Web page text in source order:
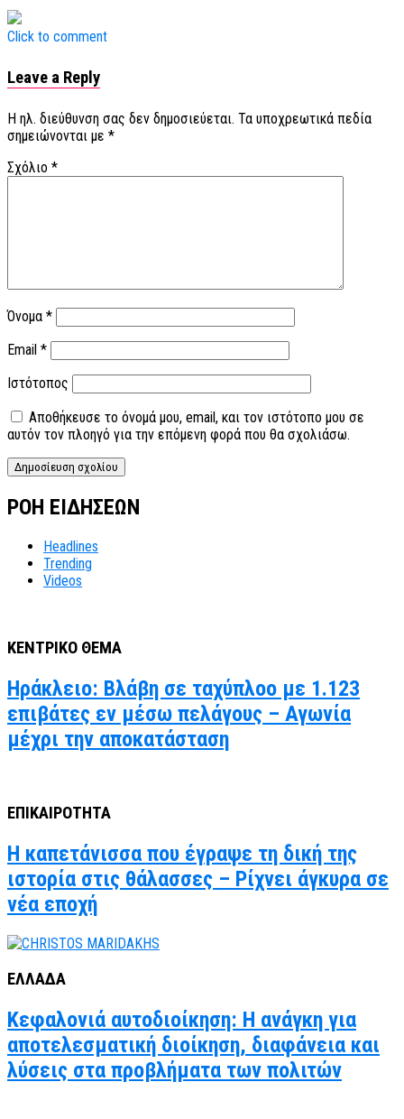
Click to comment
Leave a Reply
Η ηλ. διεύθυνση σας δεν δημοσιεύεται. Τα υποχρεωτικά πεδία
σημειώνονται με *
Σχόλιο *
Όνομα *
Email *
Ιστότοπος
Αποθήκευσε το όνομά μου, email, και τον ιστότοπο μου σε
αυτόν τον πλοηγό για την επόμενη φορά που θα σχολιάσω.
ΡΟΗ ΕΙΔΗΣΕΩΝ
Headlines
Trending
Videos
ΚΕΝΤΡΙΚΟ ΘΕΜΑ
Ηράκλειο: Βλάβη σε ταχύπλοο με 1.123
επιβάτες εν μέσω πελάγους – Αγωνία
μέχρι την αποκατάσταση
ΕΠΙΚΑΙΡΟΤΗΤΑ
Η καπετάνισσα που έγραψε τη δική της
ιστορία στις θάλασσες – Ρίχνει άγκυρα σε
νέα εποχή
ΕΛΛΑΔΑ
Κεφαλονιά αυτοδιοίκηση: Η ανάγκη για
αποτελεσματική διοίκηση, διαφάνεια και
λύσεις στα προβλήματα των πολιτών